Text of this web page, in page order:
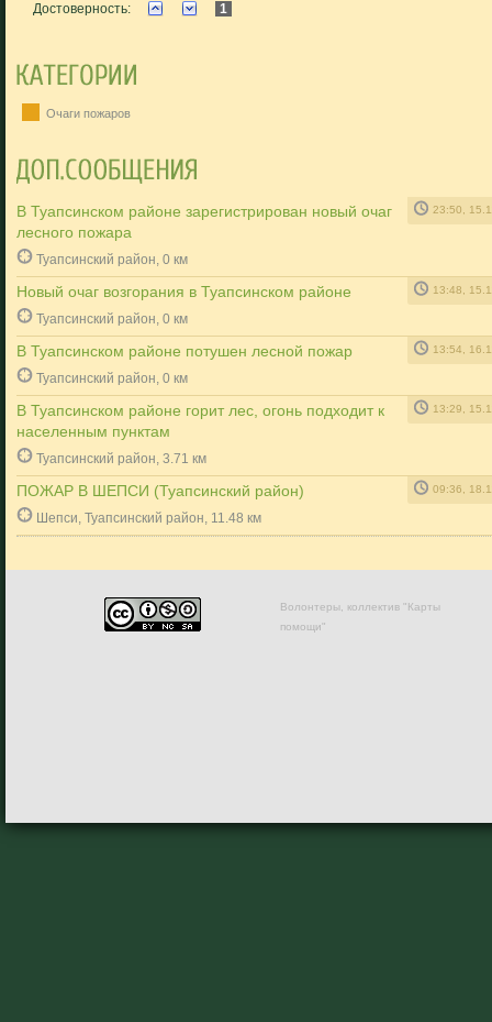
Достоверность: 1
Очаги пожаров
В Туапсинском районе зарегистрирован новый очаг
лесного пожара
23:50,
Туапсинский район, 0 км
Новый очаг возгорания в Туапсинском районе 13:48,
Туапсинский район, 0 км
В Туапсинском районе потушен лесной пожар 13:54,
Туапсинский район, 0 км
В Туапсинском районе горит лес, огонь подходит к
населенным пунктам
13:29,
Туапсинский район, 3.71 км
ПОЖАР В ШЕПСИ (Туапсинский район) 09:36,
Шепси, Туапсинский район, 11.48 км
Волонтеры, коллектив "Карты
помощи"